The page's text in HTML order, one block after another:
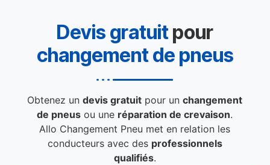
Devis gratuitpour
changement de pneus
Obtenez undevis gratuit pour unchangement
de pneus ou une réparation de crevaison.
Allo Changement Pneu met en relation les
conducteurs avec des professionnels
qualifiés.